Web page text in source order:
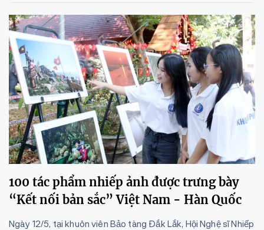
100 tác phẩm nhiếp ảnh được trưng bày
“Kết nối bản sắc” Việt Nam - Hàn Quốc
Ngày 12/5, tại khuôn viên Bảo tàng Đắk Lắk, Hội Nghệ sĩ Nhiếp